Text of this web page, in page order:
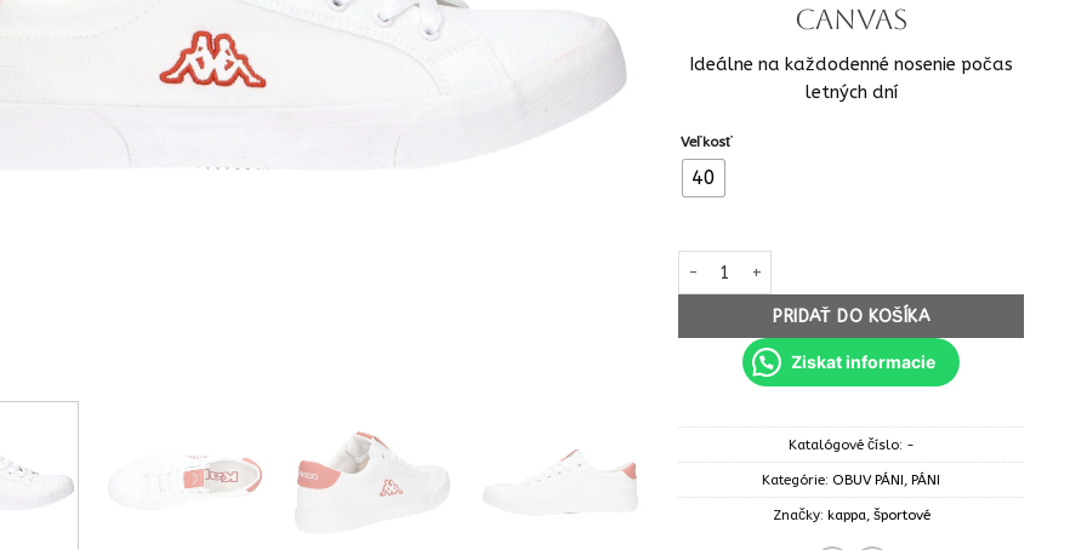
canvas
Ideálne na každodenné nosenie počas
letných dní
Veľkosť
40
PRIDAŤ DO KOŠÍKA
Ziskat informacie
Katalógové číslo: -
Kategórie: OBUV PÁNI,PÁNI
Značky: kappa, športové